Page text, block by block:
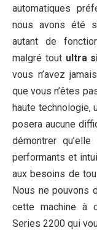
automatiques
nous avons été
autant de
malgré tout ultra
vous n’avez
que vous n’êtes
haute technologie,
posera aucune
démontrer
performants et
aux besoins de
Nous ne pouvons
cette machine à
Series 2200 qui